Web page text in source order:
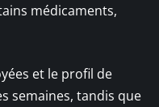
médicaments,
et le profil de
semaines, tandis que